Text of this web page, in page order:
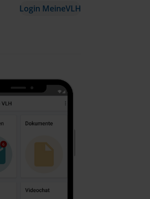
Login MeineVLH